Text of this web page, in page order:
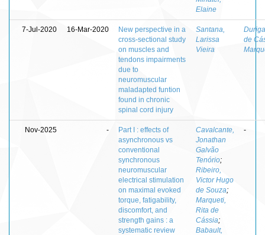
Elaine
7-Jul-2020 16-Mar-2020
New perspective in a
cross-sectional study
on muscles and
tendons impairments
due to
neuromuscular
maladapted funtion
found in chronic
spinal cord injury
Santana,
Larissa
Vieira
de
Nov-2025 -
Part I : effects of
asynchronous vs
conventional
synchronous
neuromuscular
electrical stimulation
on maximal evoked
torque, fatigability,
discomfort, and
strength gains : a
systematic review
Cavalcante,
Jonathan
Galvão
Tenório;
Ribeiro,
Victor Hugo
de Souza;
Marqueti,
Rita de
Cássia;
Babault,
-